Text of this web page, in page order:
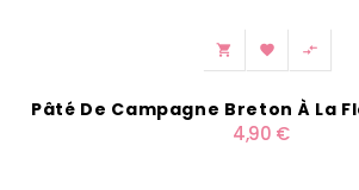
  
Pâté De Campagne Breton À La
4,90 €